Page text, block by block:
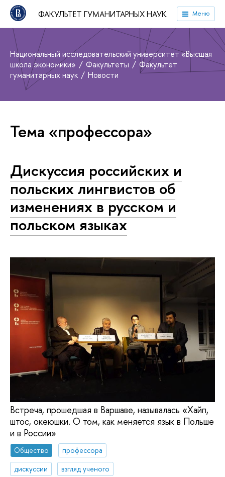
ФАКУЛЬТЕТ ГУМАНИТАРНЫХ НАУК Меню
Национальный исследовательский университет «Высшая
школа экономики»
Факультеты
Факультет
гуманитарных наук
Новости
Тема «профессора»
Дискуссия российских и
польских лингвистов об
изменениях в русском и
польском языках
Встреча, прошедшая в Варшаве, называлась «Хайп,
штос, океюшки. О том, как меняется язык в Польше
и в России»
Общество
профессора
дискуссии
взгляд ученого